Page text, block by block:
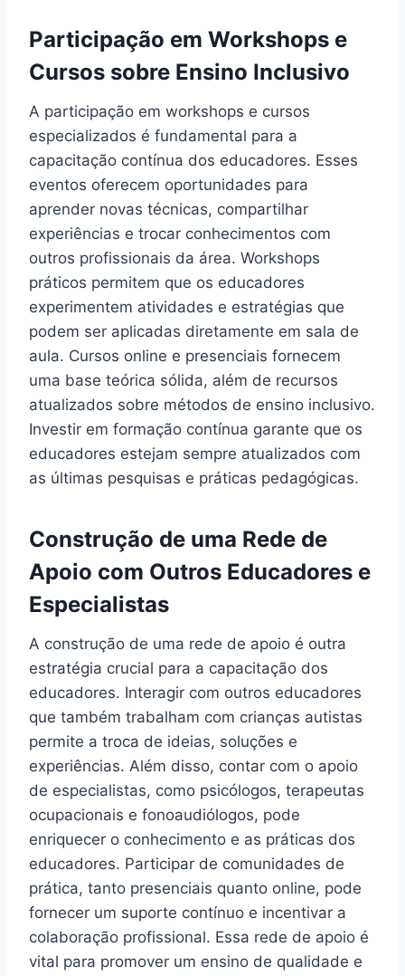
Participação em Workshops e
Cursos sobre Ensino Inclusivo
A participação em workshops e cursos
especializados é fundamental para a
capacitação contínua dos educadores. Esses
eventos oferecem oportunidades para
aprender novas técnicas, compartilhar
experiências e trocar conhecimentos com
outros profissionais da área. Workshops
práticos permitem que os educadores
experimentem atividades e estratégias que
podem ser aplicadas diretamente em sala de
aula. Cursos online e presenciais fornecem
uma base teórica sólida, além de recursos
atualizados sobre métodos de ensino inclusivo.
Investir em formação contínua garante que os
educadores estejam sempre atualizados com
as últimas pesquisas e práticas pedagógicas.
Construção de uma Rede de
Apoio com Outros Educadores e
Especialistas
A construção de uma rede de apoio é outra
estratégia crucial para a capacitação dos
educadores. Interagir com outros educadores
que também trabalham com crianças autistas
permite a troca de ideias, soluções e
experiências. Além disso, contar com o apoio
de especialistas, como psicólogos, terapeutas
ocupacionais e fonoaudiólogos, pode
enriquecer o conhecimento e as práticas dos
educadores. Participar de comunidades de
prática, tanto presenciais quanto online, pode
fornecer um suporte contínuo e incentivar a
colaboração profissional. Essa rede de apoio é
vital para promover um ensino de qualidade e